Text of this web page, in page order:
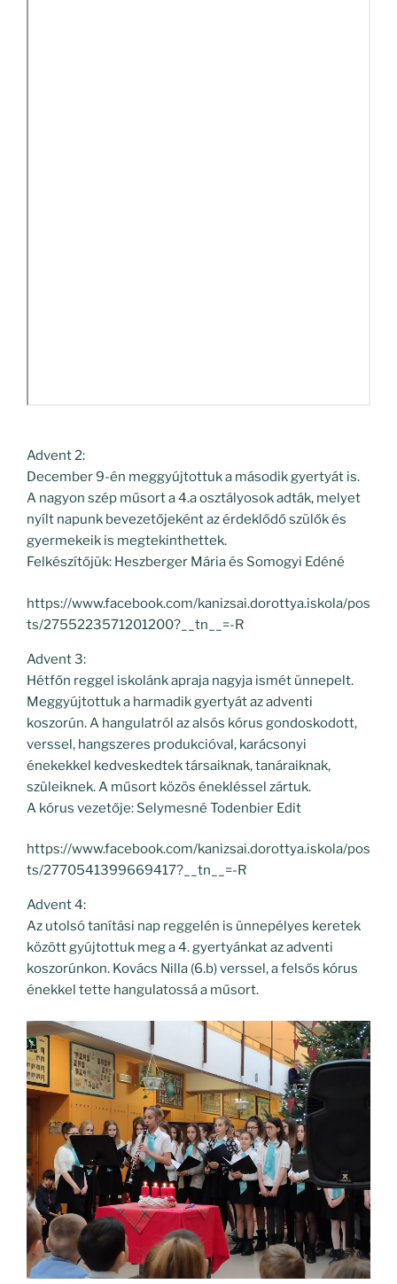
Advent 2:
December 9-én meggyújtottuk a második gyertyát is.
A nagyon szép műsort a 4.a osztályosok adták, melyet
nyílt napunk bevezetőjeként az érdeklődő szülők és
gyermekeik is megtekinthettek.
Felkészítőjük: Heszberger Mária és Somogyi Edéné
https://www.facebook.com/kanizsai.dorottya.iskola/pos
ts/2755223571201200?__tn__=-R
Advent 3:
Hétfőn reggel iskolánk apraja nagyja ismét ünnepelt.
Meggyújtottuk a harmadik gyertyát az adventi
koszorún. A hangulatról az alsós kórus gondoskodott,
verssel, hangszeres produkcióval, karácsonyi
énekekkel kedveskedtek társaiknak, tanáraiknak,
szüleiknek. A műsort közös énekléssel zártuk.
A kórus vezetője: Selymesné Todenbier Edit
https://www.facebook.com/kanizsai.dorottya.iskola/pos
ts/2770541399669417?__tn__=-R
Advent 4:
Az utolsó tanítási nap reggelén is ünnepélyes keretek
között gyújtottuk meg a 4. gyertyánkat az adventi
koszorúnkon. Kovács Nilla (6.b) verssel, a felsős kórus
énekkel tette hangulatossá a műsort.